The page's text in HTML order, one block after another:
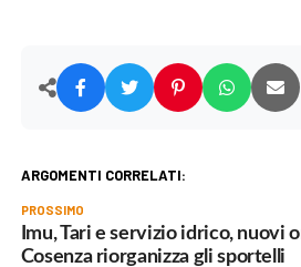
ARGOMENTI CORRELATI:
PROSSIMO
Imu, Tari e servizio idrico, nuovi
Cosenza riorganizza gli sportelli